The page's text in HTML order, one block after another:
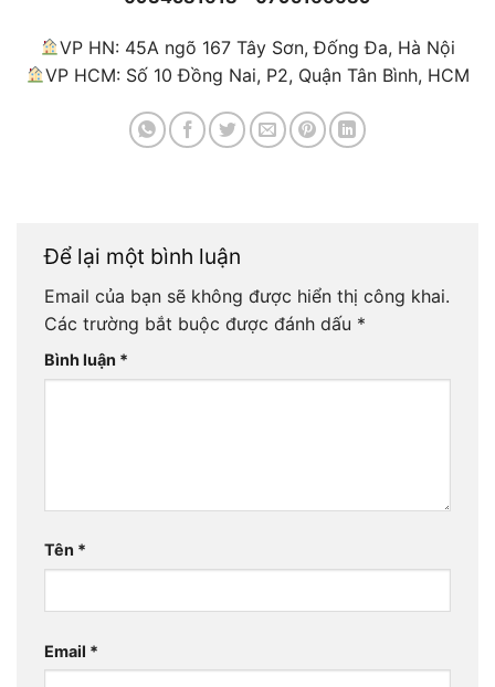
VP HN: 45A ngõ 167 Tây Sơn, Đống Đa, Hà Nội
VP HCM: Số 10 Đồng Nai, P2, Quận Tân Bình, HCM
Để lại một bình luận
Email của bạn sẽ không được hiển thị công khai.
Các trường bắt buộc được đánh dấu *
Bình luận *
Tên *
Email *